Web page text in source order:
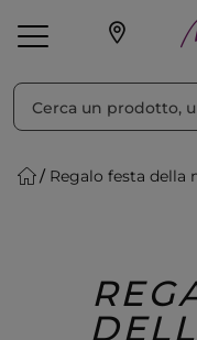
Make-up
Regalo festa
Ordina per